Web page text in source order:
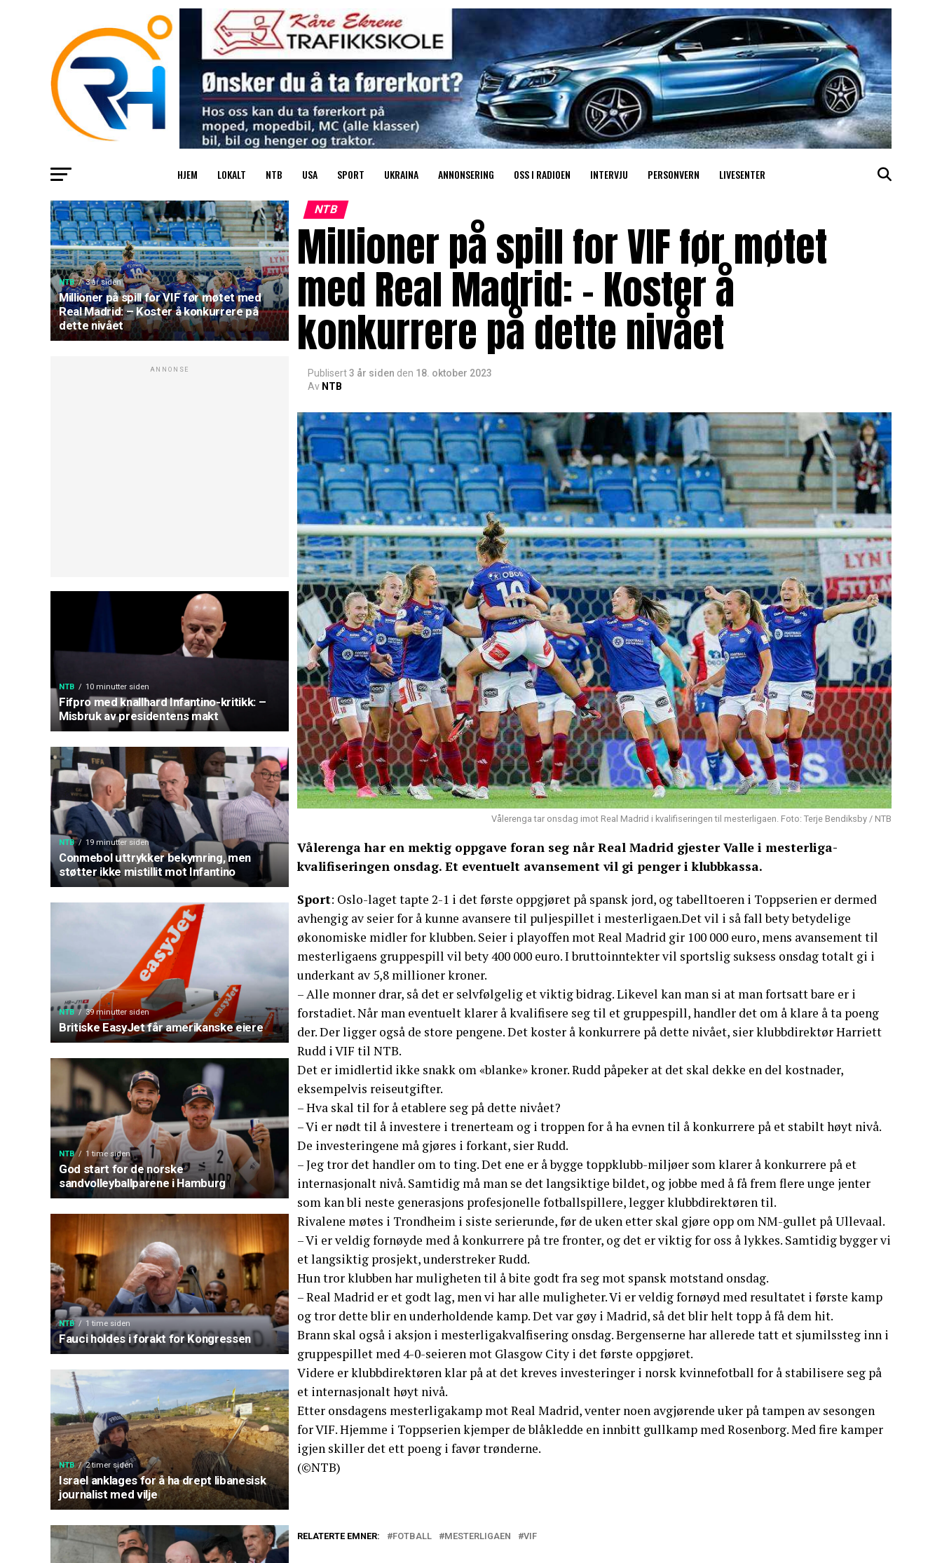
HJEM LOKALT NTB USA SPORT UKRAINA ANNONSERING OSS I RADIOEN INTERVJU PERSONVERN LIVESENTER
NTB 3 år siden
Millioner på spill for VIF før møtet med
Real Madrid: – Koster å konkurrere på
dette nivået
ANNONSE
NTB 10 minutter siden
Fifpro med knallhard Infantino-kritikk: –
Misbruk av presidentens makt
NTB 19 minutter siden
Conmebol uttrykker bekymring, men
støtter ikke mistillit mot Infantino
NTB 39 minutter siden
Britiske EasyJet får amerikanske eiere
NTB 1 time siden
God start for de norske
sandvolleyballparene i Hamburg
NTB 1 time siden
Fauci holdes i forakt for Kongressen
NTB 2 timer siden
Israel anklages for å ha drept libanesisk
journalist med vilje
NTB
Millioner på spill for VIF før møtet
med Real Madrid: – Koster å
konkurrere på dette nivået
Publisert3 år siden den 18. oktober 2023
Av NTB
Vålerenga tar onsdag imot Real Madrid i kvalifiseringen til mesterligaen. Foto: Terje Bendiksby / NTB
Vålerenga har en mektig oppgave foran seg når Real Madrid gjester Valle i mesterliga-
kvalifiseringen onsdag. Et eventuelt avansement vil gi penger i klubbkassa.
Sport: Oslo-laget tapte 2-1 i det første oppgjøret på spansk jord, og tabelltoeren i Toppserien er dermed
avhengig av seier for å kunne avansere til puljespillet i mesterligaen.Det vil i så fall bety betydelige
økonomiske midler for klubben. Seier i playoffen mot Real Madrid gir 100 000 euro, mens avansement til
mesterligaens gruppespill vil bety 400 000 euro. I bruttoinntekter vil sportslig suksess onsdag totalt gi i
underkant av 5,8 millioner kroner.
– Alle monner drar, så det er selvfølgelig et viktig bidrag. Likevel kan man si at man fortsatt bare er i
forstadiet. Når man eventuelt klarer å kvalifisere seg til et gruppespill, handler det om å klare å ta poeng
der. Der ligger også de store pengene. Det koster å konkurrere på dette nivået, sier klubbdirektør Harriett
Rudd i VIF til NTB.
Det er imidlertid ikke snakk om «blanke» kroner. Rudd påpeker at det skal dekke en del kostnader,
eksempelvis reiseutgifter.
– Hva skal til for å etablere seg på dette nivået?
– Vi er nødt til å investere i trenerteam og i troppen for å ha evnen til å konkurrere på et stabilt høyt nivå.
De investeringene må gjøres i forkant, sier Rudd.
– Jeg tror det handler om to ting. Det ene er å bygge toppklubb-miljøer som klarer å konkurrere på et
internasjonalt nivå. Samtidig må man se det langsiktige bildet, og jobbe med å få frem flere unge jenter
som kan bli neste generasjons profesjonelle fotballspillere, legger klubbdirektøren til.
Rivalene møtes i Trondheim i siste serierunde, før de uken etter skal gjøre opp om NM-gullet på Ullevaal.
– Vi er veldig fornøyde med å konkurrere på tre fronter, og det er viktig for oss å lykkes. Samtidig bygger vi
et langsiktig prosjekt, understreker Rudd.
Hun tror klubben har muligheten til å bite godt fra seg mot spansk motstand onsdag.
– Real Madrid er et godt lag, men vi har alle muligheter. Vi er veldig fornøyd med resultatet i første kamp
og tror dette blir en underholdende kamp. Det var gøy i Madrid, så det blir helt topp å få dem hit.
Brann skal også i aksjon i mesterligakvalfisering onsdag. Bergenserne har allerede tatt et sjumilssteg inn i
gruppespillet med 4-0-seieren mot Glasgow City i det første oppgjøret.
Videre er klubbdirektøren klar på at det kreves investeringer i norsk kvinnefotball for å stabilisere seg på
et internasjonalt høyt nivå.
Etter onsdagens mesterligakamp mot Real Madrid, venter noen avgjørende uker på tampen av sesongen
for VIF. Hjemme i Toppserien kjemper de blåkledde en innbitt gullkamp med Rosenborg. Med fire kamper
igjen skiller det ett poeng i favør trønderne.
(©NTB)
RELATERTE EMNER: FOTBALL MESTERLIGAEN VIF